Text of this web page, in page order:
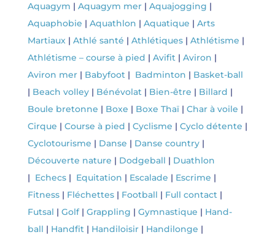
Aquagym | Aquagym mer| Aquajogging |
Aquaphobie | Aquathlon | Aquatique | Arts
Martiaux| Athlé santé | Athlétiques| Athlétisme |
Athlétisme – course à pied | Avifit| Aviron |
Aviron mer| Babyfoot| Badminton | Basket-ball
| Beach volley| Bénévolat| Bien-être | Billard |
Boule bretonne | Boxe | Boxe Thaï| Char à voile |
Cirque | Course à pied | Cyclisme | Cyclo détente |
Cyclotourisme | Danse | Danse country|
Découverte nature | Dodgeball | Duathlon
| Echecs| Equitation | Escalade | Escrime |
Fitness| Fléchettes| Football | Full contact|
Futsal | Golf| Grappling | Gymnastique | Hand-
ball | Handfit| Handiloisir| Handilonge |